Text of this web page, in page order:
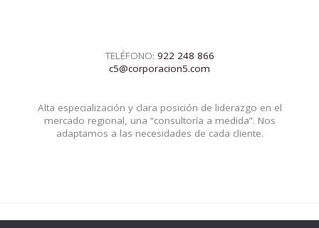
TELÉFONO: 922 248 866
c5@corporacion5.com
Alta especialización y clara posición de liderazgo en el
mercado regional, una “consultoría a medida”. Nos
adaptamos a las necesidades de cada cliente.